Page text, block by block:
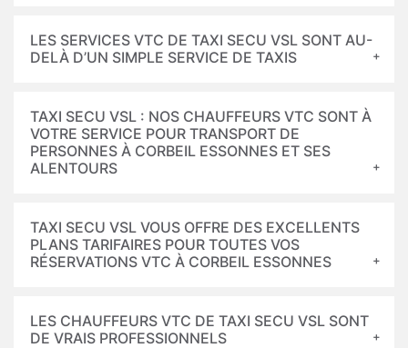
LES SERVICES VTC DE TAXI SECU VSL SONT AU-
DELÀ D’UN SIMPLE SERVICE DE TAXIS
TAXI SECU VSL : NOS CHAUFFEURS VTC SONT À
VOTRE SERVICE POUR TRANSPORT DE
PERSONNES À CORBEIL ESSONNES ET SES
ALENTOURS
TAXI SECU VSL VOUS OFFRE DES EXCELLENTS
PLANS TARIFAIRES POUR TOUTES VOS
RÉSERVATIONS VTC À CORBEIL ESSONNES
LES CHAUFFEURS VTC DE TAXI SECU VSL SONT
DE VRAIS PROFESSIONNELS